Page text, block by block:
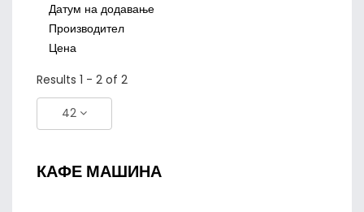
Датум на додавање
Производител
Цена
Results 1 - 2 of 2
42
КАФЕ МАШИНА